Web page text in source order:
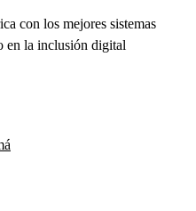
con los mejores sistemas
en la inclusión digital